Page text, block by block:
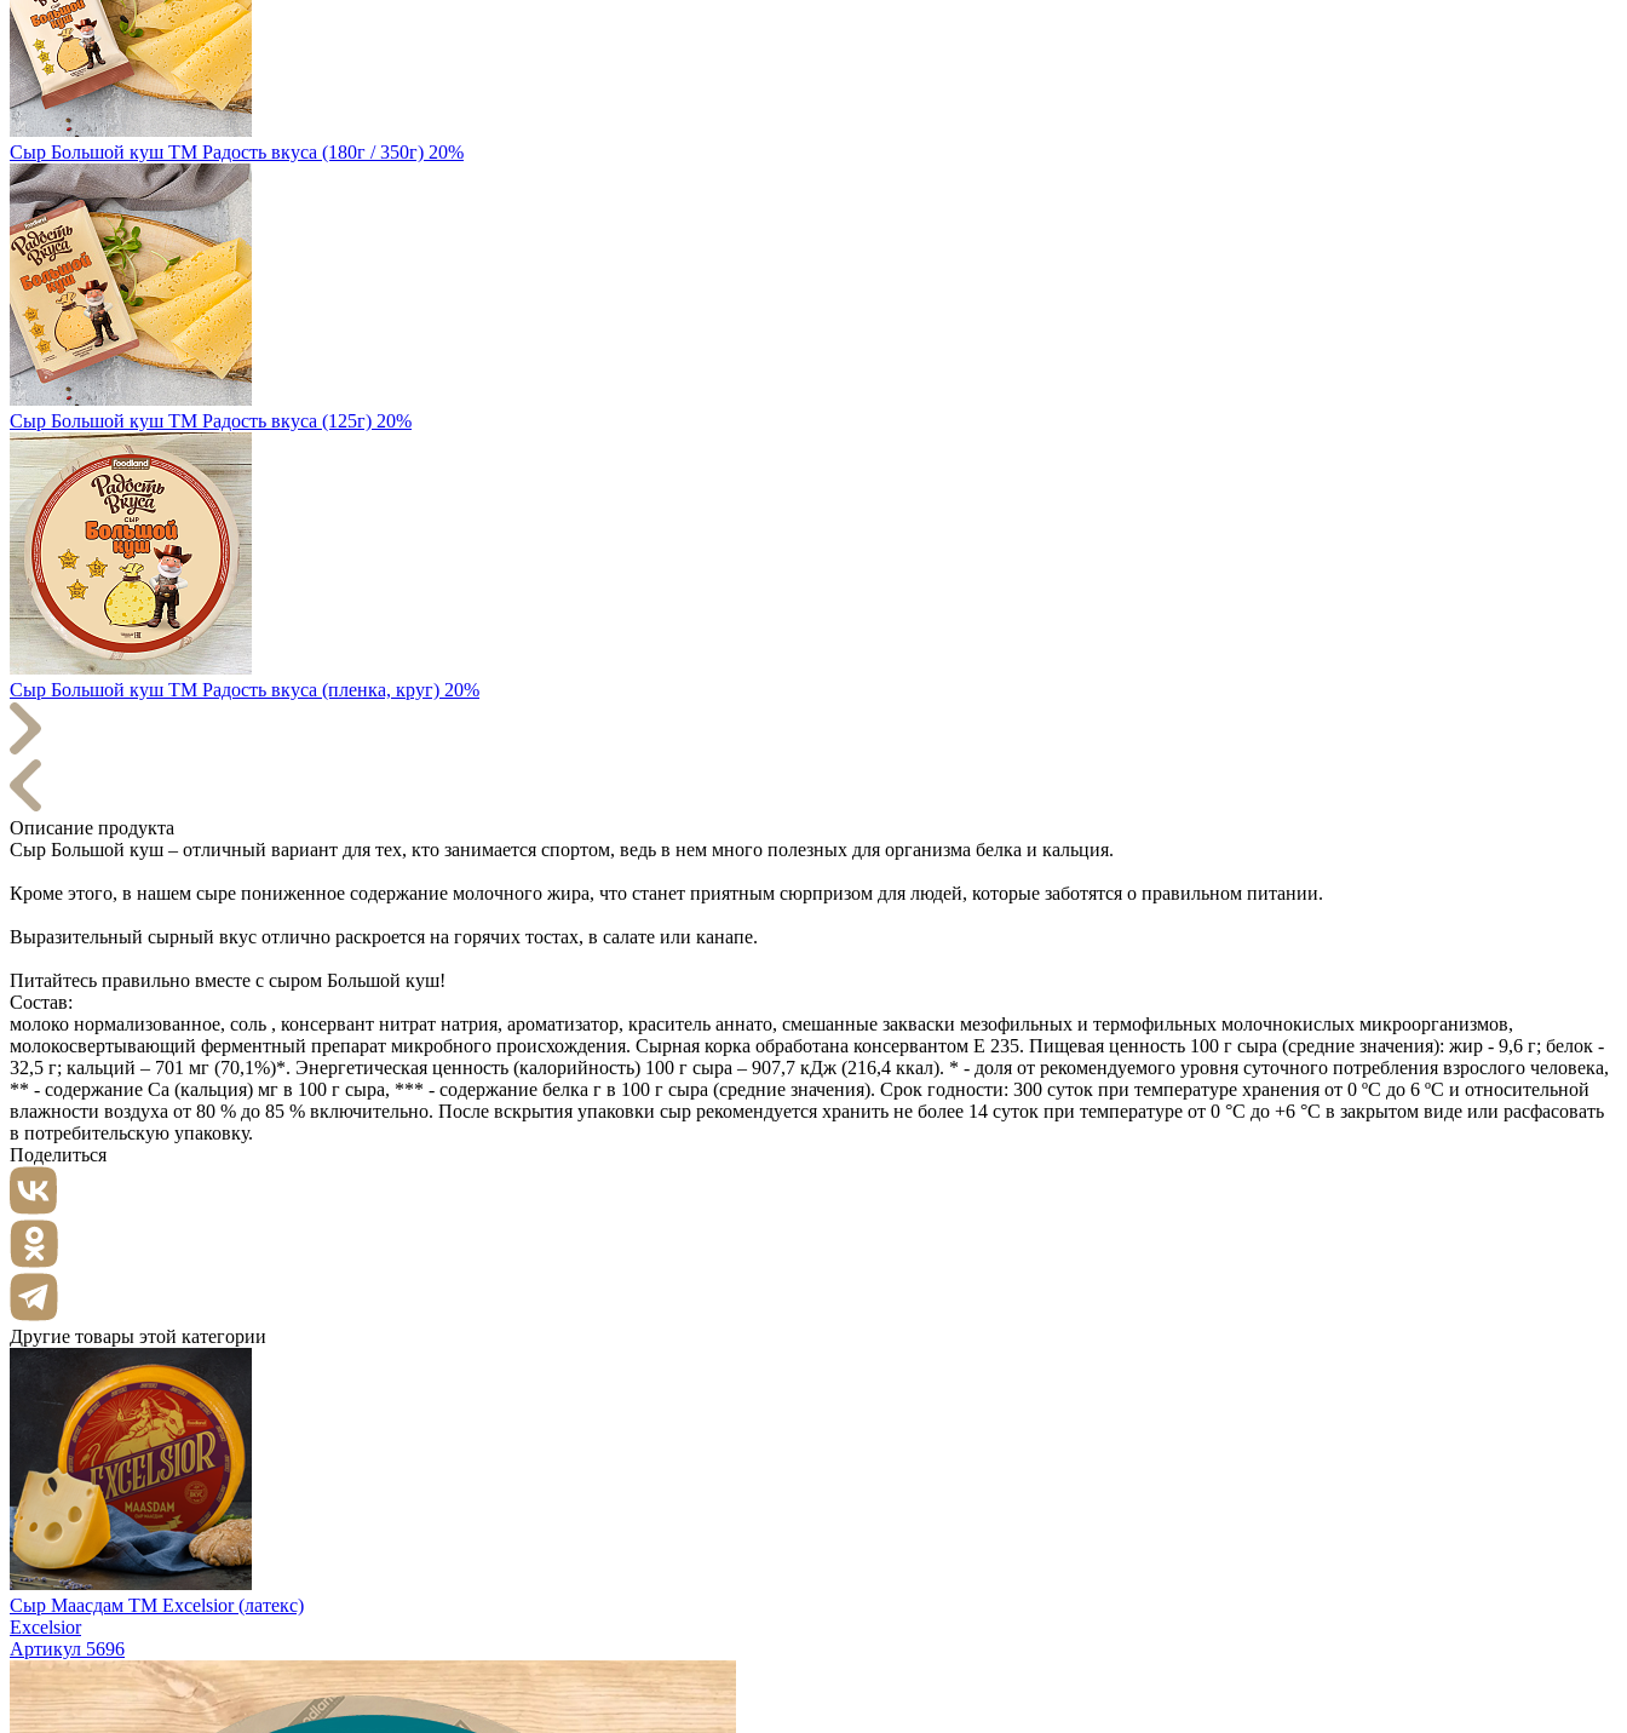
Сыр Большой куш ТМ Радость вкуса (180г / 350г) 20%
Сыр Большой куш ТМ Радость вкуса (125г) 20%
Сыр Большой куш ТМ Радость вкуса (пленка, круг) 20%
Описание продукта
Сыр Большой куш – отличный вариант для тех, кто занимается спортом, ведь в нем много полезных для организма белка и кальция.
Кроме этого, в нашем сыре пониженное содержание молочного жира, что станет приятным сюрпризом для людей, которые заботятся о правильном питании.
Выразительный сырный вкус отлично раскроется на горячих тостах, в салате или канапе.
Питайтесь правильно вместе с сыром Большой куш!
Состав:
молоко нормализованное, соль , консервант нитрат натрия, ароматизатор, краситель аннато, смешанные закваски мезофильных и термофильных молочнокислых микроорганизмов,
молокосвертывающий ферментный препарат микробного происхождения. Сырная корка обработана консервантом Е 235. Пищевая ценность 100 г сыра (средние значения): жир - 9,6 г; белок -
32,5 г; кальций – 701 мг (70,1%)*. Энергетическая ценность (калорийность) 100 г сыра – 907,7 кДж (216,4 ккал). * - доля от рекомендуемого уровня суточного потребления взрослого человека,
** - содержание Ca (кальция) мг в 100 г сыра, *** - содержание белка г в 100 г сыра (средние значения). Срок годности: 300 суток при температуре хранения от 0 ºС до 6 ºС и относительной
влажности воздуха от 80 % до 85 % включительно. После вскрытия упаковки сыр рекомендуется хранить не более 14 суток при температуре от 0 °С до +6 °С в закрытом виде или расфасовать
в потребительскую упаковку.
Поделиться
Другие товары этой категории
Сыр Маасдам ТМ Excelsior (латекс)
Excelsior
Артикул 5696